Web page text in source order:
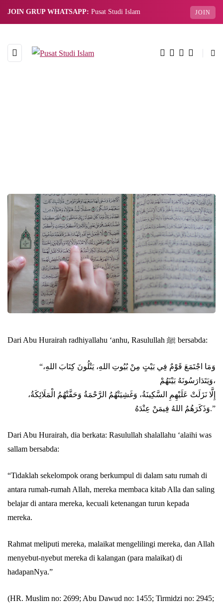
JOIN GRUP WHATSAPP: Pusat Studi Islam JOIN
Abu Umar
Dari Abu Hurairah radhiyallahu ‘anhu, Rasulullah ﷺ bersabda:
“وَمَا اجْتَمَعَ قَوْمٌ فِي بَيْتٍ مِنْ بُيُوتِ اللهِ، يَتْلُونَ كِتَابَ اللهِ،
وَيَتَدَارَسُونَهُ بَيْنَهُمْ،
إِلَّا نَزَلَتْ عَلَيْهِمِ السَّكِينَةُ، وَغَشِيَتْهُمُ الرَّحْمَةُ وَحَفَّتْهُمُ الْمَلَائِكَةُ،
وَذَكَرَهُمُ اللهُ فِيمَنْ عِنْدَهُ.”
Dari Abu Hurairah, dia berkata: Rasulullah shalallahu ‘alaihi was
sallam bersabda:
“Tidaklah sekelompok orang berkumpul di dalam satu rumah di
antara rumah-rumah Allah, mereka membaca kitab Alla dan saling
belajar di antara mereka, kecuali ketenangan turun kepada
mereka.
Rahmat meliputi mereka, malaikat mengelilingi mereka, dan Allah
menyebut-nyebut mereka di kalangan (para malaikat) di
hadapanNya.”
(HR. Muslim no: 2699; Abu Dawud no: 1455; Tirmidzi no: 2945;